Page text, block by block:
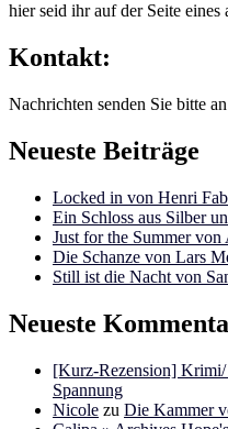
hier seid ihr auf der Seite
Kontakt:
Nachrichten senden Sie bitte
Neueste Beiträge
Locked in von Henri
Ein Schloss aus Silber
Just for the Summer
Die Schanze von Lars
Still ist die Nacht von
Neueste
[Kurz-Rezension]
Spannung
Nicole zu Die Kammer